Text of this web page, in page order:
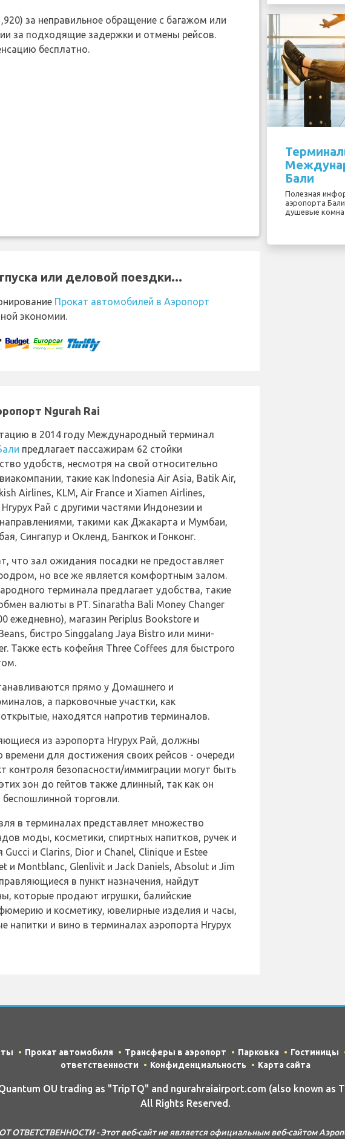
за неправильное обращение с багажом или
за подходящие задержки и отмены рейсов.
бесплатно.
или деловой поездки...
Прокат автомобилей в Аэропорт
экономии.
Ngurah Rai
в 2014 году Международный терминал
предлагает пассажирам 62 стойки
удобств, несмотря на свой относительно
такие как Indonesia Air Asia, Batik Air,
Airlines, KLM, Air France и Xiamen Airlines,
Рай с другими частями Индонезии и
такими как Джакарта и Мумбаи,
Сингапур и Окленд, Бангкок и Гонконг.
что зал ожидания посадки не предоставляет
но все же является комфортным залом.
терминала предлагает удобства, такие
валюты в PT. Sinaratha Bali Money Changer
ежедневно), магазин Periplus Bookstore и
бистро Singgalang Jaya Bistro или мини-
Также есть кофейня Three Coffees для быстрого
прямо у Домашнего и
а парковочные участки, как
находятся напротив терминалов.
из аэропорта Нгурух Рай, должны
времени для достижения своих рейсов - очереди
контроля безопасности/иммиграции могут быть
зон до гейтов также длинный, так как он
торговли.
в терминалах представляет множество
моды, косметики, спиртных напитков, ручек и
Gucci и Clarins, Dior и Chanel, Clinique и Estee
и Montblanc, Glenlivit и Jack Daniels, Absolut и Jim
в пункт назначения, найдут
которые продают игрушки, балийские
и косметику, ювелирные изделия и часы,
напитки и вино в терминалах аэропорта Нгурух
Бали
Полезная
аэропорта
душевые
Прокат автомобиля Трансферы в аэропорт Парковка Гостиницы
ответственности
Конфиденциальность Карта сайта
OU trading as "TripTQ" and ngurahraiairport.com (also known as
All Rights Reserved.
ОТВЕТСТВЕННОСТИ - Этот веб-сайт не является официальным веб-сайтом